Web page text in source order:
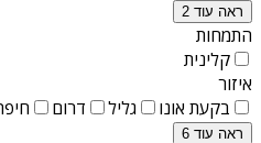
ראה עוד 2
התמחות
קלינית
איזור
בקעת אונו
גליל דרום
ראה עוד 6